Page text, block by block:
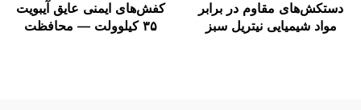
دستکش‌های مقاوم در برابر
مواد شیمیایی نیتریل سبز
کفش‌های ایمنی عایق آیبویت
۳۵ کیلوولت — محافظت